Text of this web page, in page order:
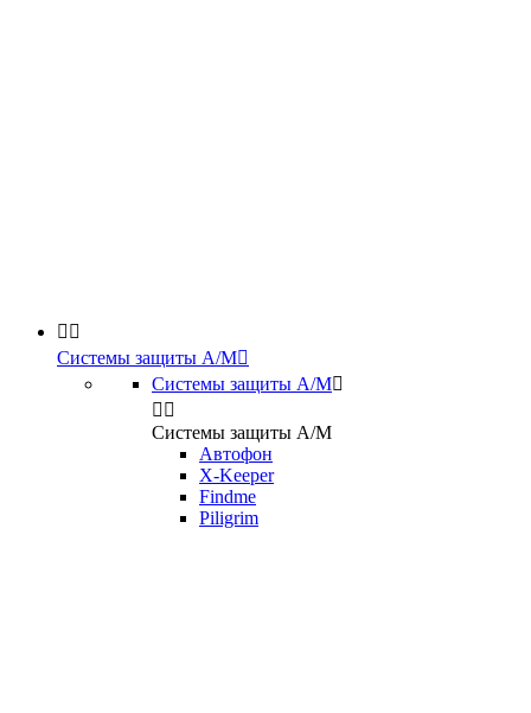
 
Системы защиты А/М
Системы защиты А/М
 
Системы защиты А/М
Автофон
X-Keeper
Findme
Piligrim